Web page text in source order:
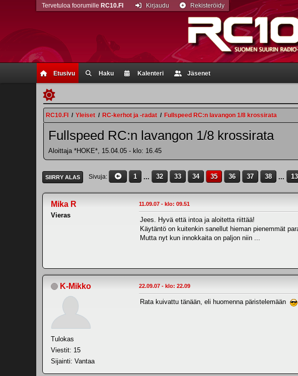
Etusivu Haku Kalenteri Jäsenet
Tervetuloa foorumille RC10.FI Kirjaudu Rekisteröidy
RC10.FI / Yleiset / RC-kerhot ja -radat / Fullspeed RC:n lavangon 1/8 krossirata
Fullspeed RC:n lavangon 1/8 krossirata
Aloittaja *HOKE*, 15.04.05 - klo: 16.45
SIIRRY ALAS Sivuja 1 ... 32 33 34 35 36 37 38 ...
Mika R
Vieras
11.09.07 - klo: 09.51
Jees. Hyvä että intoa ja aloitetta riittää!
Käytäntö on kuitenkin sanellut hieman pienemmät
Mutta nyt kun innokkaita on paljon niin ...
K-Mikko
Tulokas
Viestit: 15
Sijainti: Vantaa
22.09.07 - klo: 22.09
Rata kuivattu tänään, eli huomenna päristelemään